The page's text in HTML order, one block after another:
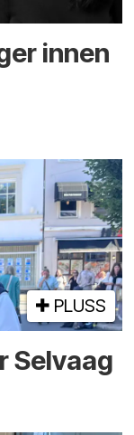
innen
PLUSS
Selvaag